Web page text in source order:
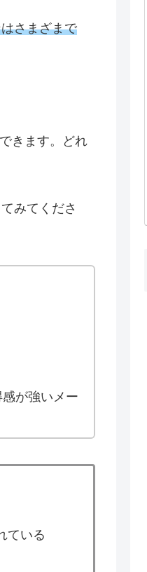
さまざまで
きます。どれ
みてくださ
が強いメー
ている